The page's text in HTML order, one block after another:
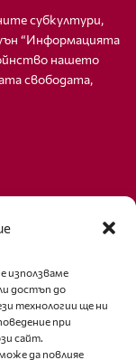
използваме
достъп до
технологии ще ни
при
сайт.
да повлияе
субкултури,
“Информацията
нашето
свободата,